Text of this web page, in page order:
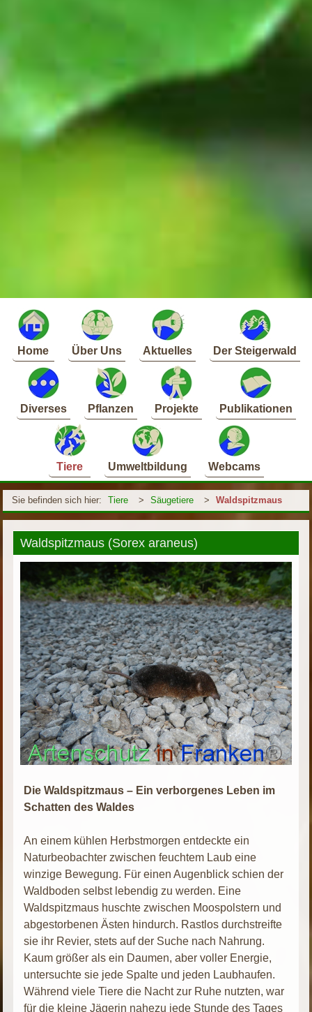
Home Über Uns Aktuelles Der Steigerwald
Diverses Pflanzen Projekte Publikationen
Tiere Umweltbildung Webcams
Sie befinden sich hier: Tiere > Säugetiere > Waldspitzmaus
Waldspitzmaus (Sorex araneus)
Die Waldspitzmaus – Ein verborgenes Leben im
Schatten des Waldes
An einem kühlen Herbstmorgen entdeckte ein
Naturbeobachter zwischen feuchtem Laub eine
winzige Bewegung. Für einen Augenblick schien der
Waldboden selbst lebendig zu werden. Eine
Waldspitzmaus huschte zwischen Moospolstern und
abgestorbenen Ästen hindurch. Rastlos durchstreifte
sie ihr Revier, stets auf der Suche nach Nahrung.
Kaum größer als ein Daumen, aber voller Energie,
untersuchte sie jede Spalte und jeden Laubhaufen.
Während viele Tiere die Nacht zur Ruhe nutzten, war
für die kleine Jägerin nahezu jede Stunde des Tages